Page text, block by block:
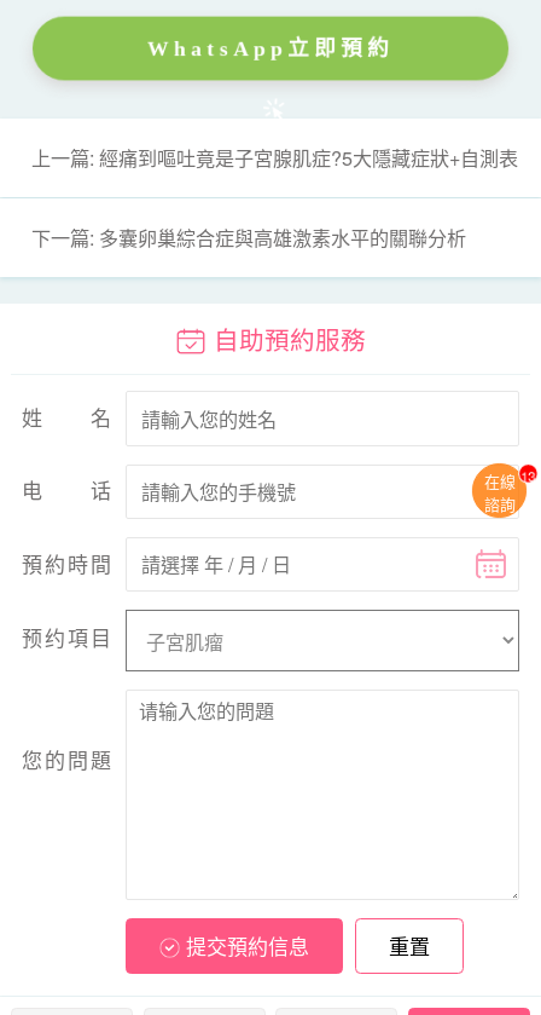
WhatsApp立即預約
上一篇: 經痛到嘔吐竟是子宮腺肌症?5大隱藏症狀+自測表
下一篇: 多囊卵巢綜合症與高雄激素水平的關聯分析
自助預約服務
姓名
电话
預約時間
预约項目
您的問題
提交預約信息 重置
在線
諮詢
13